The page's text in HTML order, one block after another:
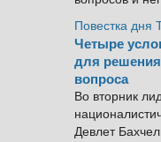
Повестка дня
Четыре
для решения
вопроса
Во вторник
Девлет